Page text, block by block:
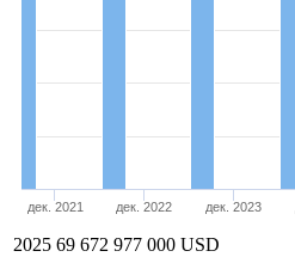
дек. 2021 дек. 2022 дек. 2023
2025 69 672 977 000 USD